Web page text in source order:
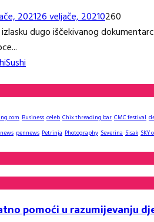
202126 veljače, 20210260
dugo iščekivanog
Sushi
Business celeb Chix threading bar CMC festival
news pennews Petrinja Photography Severina Sisak SKY
pomoći u razumijevanju